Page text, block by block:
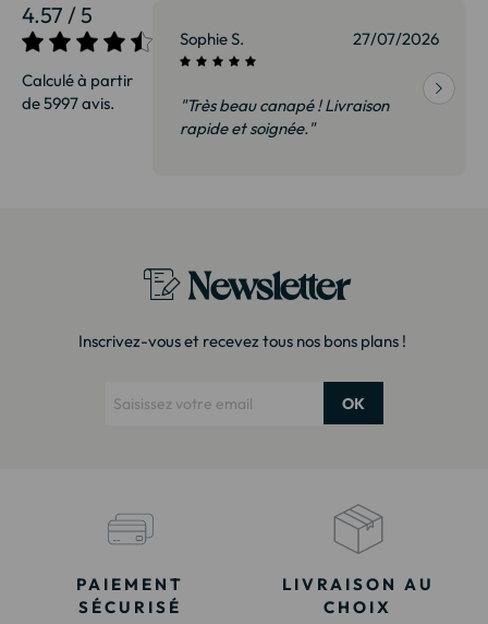
4.57 / 5
Calculé à partir
de 5997 avis.
27/07/2026 Sophie S. 27/07/2026
"Très beau canapé ! Livraison
rapide et soignée."
Newsletter
Inscrivez-vous et recevez tous nos bons plans !
OK
PAIEMENT
SÉCURISÉ
LIVRAISON AU
CHOIX